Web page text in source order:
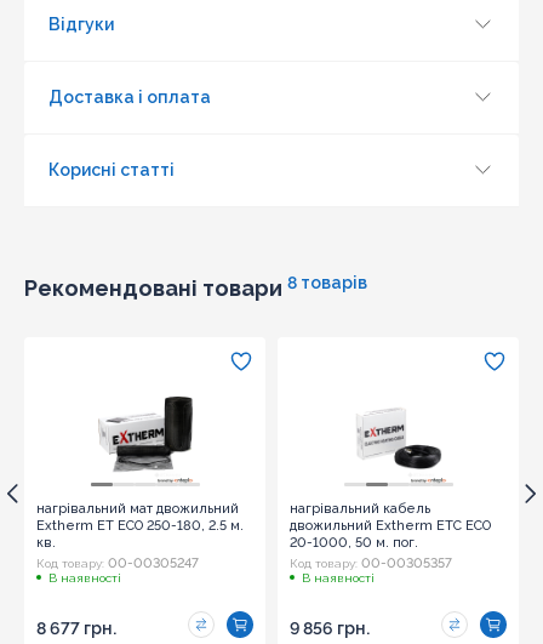
Відгуки
Доставка і оплата
Корисні статті
Рекомендовані товари 8 товарів
нагрівальний мат двожильний
Extherm ET ECO 250-180, 2.5 м.
кв.
Код товару: 00-00305247
В наявності
8 677 грн.
нагрівальний кабель
двожильний Extherm ETC ECO
20-1000, 50 м. пог.
Код товару: 00-00305357
В наявності
9 856 грн.
Оновити капчу